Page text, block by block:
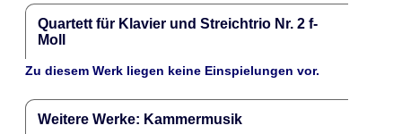
Quartett für Klavier und Streichtrio Nr. 2 f-
Moll
Zu diesem Werk liegen keine Einspielungen vor.
Weitere Werke: Kammermusik